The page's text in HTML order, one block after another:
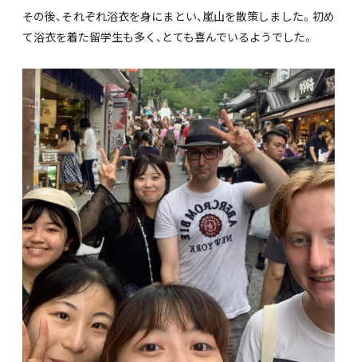
その後、それぞれ浴衣を身にまとい、嵐山を散策しました。初め
て浴衣を着た留学生も多く、とても喜んでいるようでした。